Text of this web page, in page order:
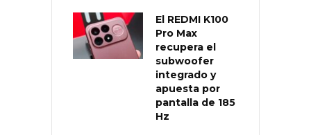
El REDMI K100
Pro Max
recupera el
subwoofer
integrado y
apuesta por
pantalla de 185
Hz